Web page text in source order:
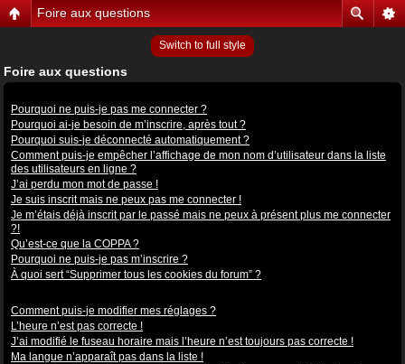
Foire aux questions
Switch to full style
Foire aux questions
Pourquoi ne puis-je pas me connecter ?
Pourquoi ai-je besoin de m’inscrire, après tout ?
Pourquoi suis-je déconnecté automatiquement ?
Comment puis-je empêcher l’affichage de mon nom d’utilisateur dans la liste
des utilisateurs en ligne ?
J’ai perdu mon mot de passe !
Je suis inscrit mais ne peux pas me connecter !
Je m’étais déjà inscrit par le passé mais ne peux à présent plus me connecter
?!
Qu’est-ce que la COPPA ?
Pourquoi ne puis-je pas m’inscrire ?
À quoi sert “Supprimer tous les cookies du forum” ?
Comment puis-je modifier mes réglages ?
L’heure n’est pas correcte !
J’ai modifié le fuseau horaire mais l’heure n’est toujours pas correcte !
Ma langue n’apparaît pas dans la liste !